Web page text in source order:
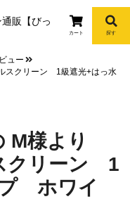
カート 探す
ュー
スクリーン 1級遮光+はっ水
M様より
クリーン 1
ホワイ